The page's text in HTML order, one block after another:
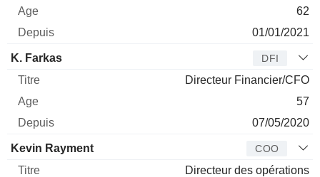
62
01/01/2021
K. Farkas DFI
Directeur Financier/CFO
57
07/05/2020
Kevin Rayment COO
Directeur des opérations